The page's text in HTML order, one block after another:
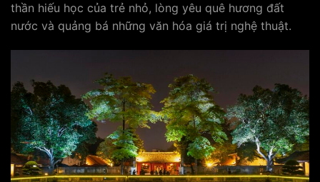
thần hiếu học của trẻ nhỏ, lòng yêu quê hương đất
nước và quảng bá những văn hóa giá trị nghệ thuật.